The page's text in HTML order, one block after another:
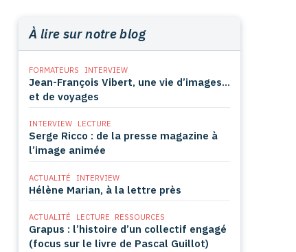
À lire sur notre blog
FORMATEURS INTERVIEW
Jean-François Vibert, une vie d’images…
et de voyages
INTERVIEW LECTURE
Serge Ricco : de la presse magazine à
l’image animée
ACTUALITÉ INTERVIEW
Hélène Marian, à la lettre près
ACTUALITÉ LECTURE RESSOURCES
Grapus : l’histoire d’un collectif engagé
(focus sur le livre de Pascal Guillot)